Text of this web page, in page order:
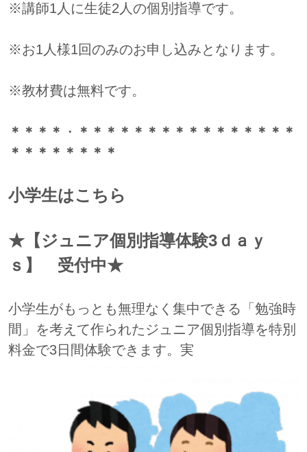
※講師1人に生徒2人の個別指導です。
※お1人様1回のみのお申し込みとなります。
※教材費は無料です。
＊＊＊＊ ・
＊＊＊＊＊＊＊＊＊＊＊＊＊＊＊＊
＊＊＊＊＊＊＊＊
小学生はこちら
★【ジュニア個別指導体験3ｄａｙ
ｓ】 受付中★
小学生がもっとも無理なく集中できる「勉強時
間」を考えて作られたジュニア個別指導を特別
料金で3日間体験できます。実